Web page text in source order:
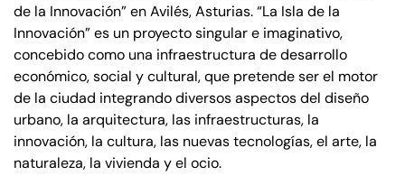
de la Innovación” en Avilés, Asturias. “La Isla de la
Innovación” es un proyecto singular e imaginativo,
concebido como una infraestructura de desarrollo
económico, social y cultural, que pretende ser el motor
de la ciudad integrando diversos aspectos del diseño
urbano, la arquitectura, las infraestructuras, la
innovación, la cultura, las nuevas tecnologías, el arte, la
naturaleza, la vivienda y el ocio.